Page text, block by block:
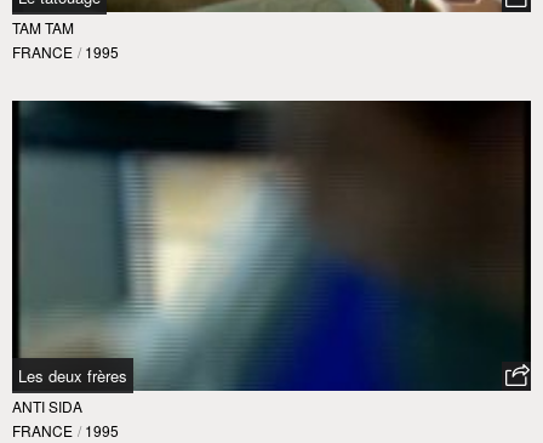
TAM TAM
FRANCE / 1995
Les deux frères
ANTI SIDA
FRANCE / 1995